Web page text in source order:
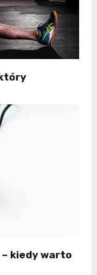
– kiedy warto